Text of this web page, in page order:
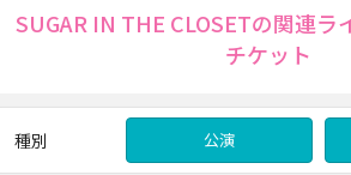
SUGAR IN THE CLOSETの関連ラ
チケット
種別 公演